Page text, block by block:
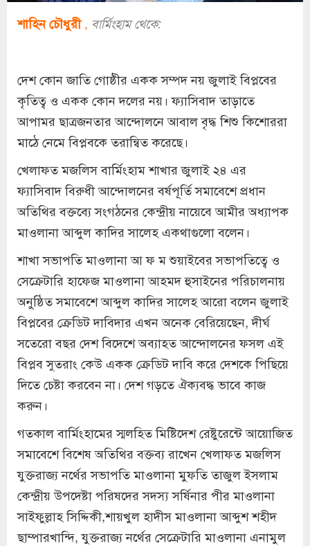
শাহিন চৌধুরী, বার্মিংহাম থেকে:
দেশ কোন জাতি গোষ্ঠীর একক সম্পদ নয় জুলাই বিপ্লবের
কৃতিত্ব ও একক কোন দলের নয়। ফ‍্যাসিবাদ তাড়াতে
আপামর ছাত্রজনতার আন্দোলনে আবাল বৃদ্ধ শিশু কিশোররা
মাঠে নেমে বিপ্লবকে তরান্বিত করেছে।
খেলাফত মজলিস বার্মিংহাম শাখার জুলাই ২৪ এর
ফ‍্যাসিবাদ বিরুধী আন্দোলনের বর্ষপূর্তি সমাবেশে প্রধান
অতিথির বক্তব্যে সংগঠনের কেন্দ্রীয় নায়েবে আমীর অধ্যাপক
মাওলানা আব্দুল কাদির সালেহ একথাগুলো বলেন।
শাখা সভাপতি মাওলানা আ ফ ম শুয়াইবের সভাপতিত্বে ও
সেক্রেটারি হাফেজ মাওলানা আহমদ হুসাইনের পরিচালনায়
অনুষ্ঠিত সমাবেশে আব্দুল কাদির সালেহ আরো বলেন জুলাই
বিপ্লবের ক্রেডিট দাবিদার এখন অনেক বেরিয়েছেন, দীর্ঘ
সতেরো বছর দেশ বিদেশে অব‍্যাহত আন্দোলনের ফসল এই
বিপ্লব সুতরাং কেউ একক ক্রেডিট দাবি করে দেশকে পিছিয়ে
দিতে চেষ্টা করবেন না। দেশ গড়তে ঐক্যবদ্ধ ভাবে কাজ
করুন।
গতকাল বার্মিংহামের স্মলহিত মিষ্টিদেশ রেষ্টুরেন্টে আয়োজিত
সমাবেশে বিশেষ অতিথির বক্তব্য রাখেন খেলাফত মজলিস
যুক্তরাজ্য নর্থের সভাপতি মাওলানা মুফতি তাজুল ইসলাম
কেন্দ্রীয় উপদেষ্টা পরিষদের সদস্য সর্ষিনার পীর মাওলানা
সাইফুল্লাহ সিদ্দিকী,শায়খুল হাদীস মাওলানা আব্দুশ শহীদ
ছাম্পারখান্দি, যুক্তরাজ্য নর্থের সেক্রেটারি মাওলানা এনামুল